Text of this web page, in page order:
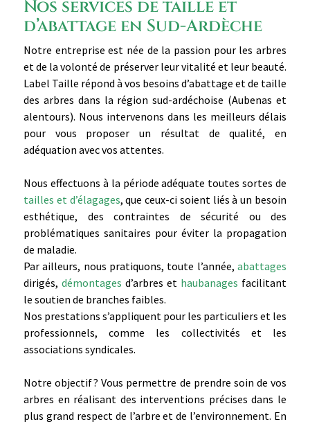
Nos services de taille et
d’abattage en Sud-Ardèche
Notre entreprise est née de la passion pour les arbres
et de la volonté de préserver leur vitalité et leur beauté.
Label Taille répond à vos besoins d’abattage et de taille
des arbres dans la région sud-ardéchoise (Aubenas et
alentours). Nous intervenons dans les meilleurs délais
pour vous proposer un résultat de qualité, en
adéquation avec vos attentes.
Nous effectuons à la période adéquate toutes sortes de
tailles et d’élagages, que ceux-ci soient liés à un besoin
esthétique, des contraintes de sécurité ou des
problématiques sanitaires pour éviter la propagation
de maladie.
Par ailleurs, nous pratiquons, toute l’année, abattages
dirigés, démontages d’arbres et haubanages facilitant
le soutien de branches faibles.
Nos prestations s’appliquent pour les particuliers et les
professionnels, comme les collectivités et les
associations syndicales.
Notre objectif ? Vous permettre de prendre soin de vos
arbres en réalisant des interventions précises dans le
plus grand respect de l’arbre et de l’environnement. En